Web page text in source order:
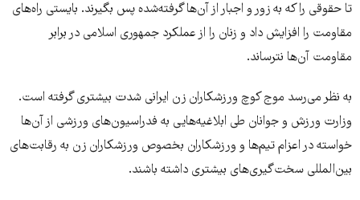
تا حقوقی را که به زور و اجبار از آن‌ها گرفته‌شده پس بگیرند. بایستی راه‌های
مقاومت را افزایش داد و زنان را از عملکرد جمهوری اسلامی در برابر
مقاومت آن‌ها نترساند.
به نظر می‌رسد موج کوچ ورزشکاران زن ایرانی شدت بیشتری گرفته است.
وزارت ورزش و جوانان طی ابلاغیه‌هایی به فدراسیون‌های ورزشی از آن‌ها
خواسته در اعزام تیم‌ها و ورزشکاران بخصوص ورزشکاران زن به رقابت‌های
بین‌المللی سخت‌گیری‌های بیشتری داشته باشند.